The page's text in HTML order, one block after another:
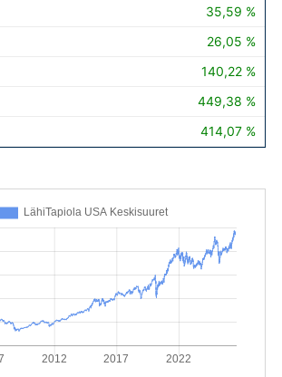
35,59 %
26,05 %
140,22 %
449,38 %
414,07 %